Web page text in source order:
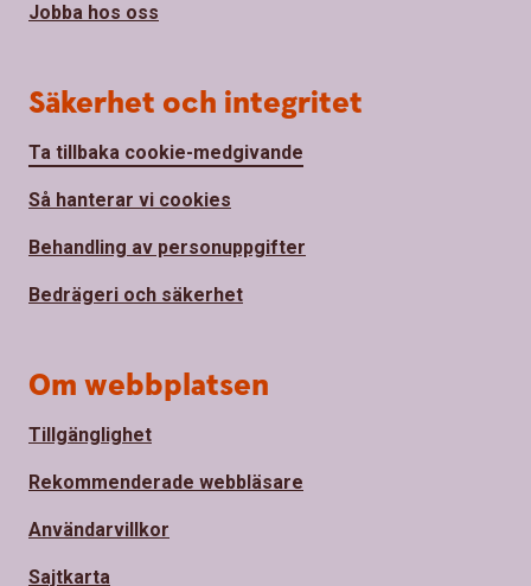
Jobba hos oss
Säkerhet och integritet
Ta tillbaka cookie-medgivande
Så hanterar vi cookies
Behandling av personuppgifter
Bedrägeri och säkerhet
Om webbplatsen
Tillgänglighet
Rekommenderade webbläsare
Användarvillkor
Sajtkarta